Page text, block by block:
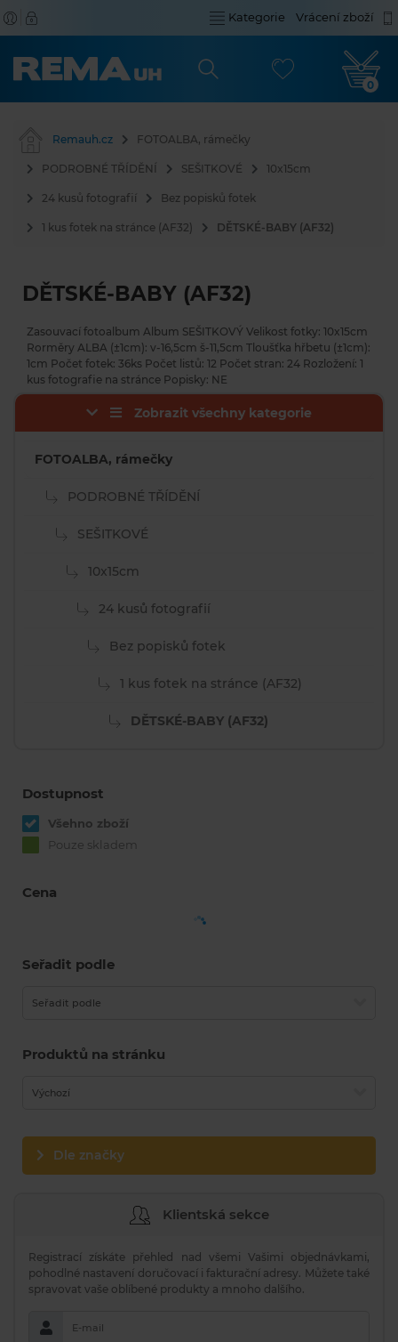
Kategorie Vrácení zboží
0
Remauh.cz FOTOALBA, rámečky
PODROBNÉ TŘÍDĚNÍ SEŠITKOVÉ 10x15cm
24 kusů fotografií Bez popisků fotek
1 kus fotek na stránce (AF32) DĚTSKÉ-BABY (AF32)
DĚTSKÉ-BABY (AF32)
Zasouvací fotoalbum Album SEŠITKOVÝ Velikost fotky: 10x15cm
Rorměry ALBA (±1cm): v-16,5cm š-11,5cm Tloušťka hřbetu (±1cm):
1cm Počet fotek: 36ks Počet listů: 12 Počet stran: 24 Rozložení: 1
kus fotografie na stránce Popisky: NE
Zobrazit všechny kategorie
FOTOALBA, rámečky
PODROBNÉ TŘÍDĚNÍ
SEŠITKOVÉ
10x15cm
24 kusů fotografií
Bez popisků fotek
1 kus fotek na stránce (AF32)
DĚTSKÉ-BABY (AF32)
Dostupnost
Všehno zboží
Pouze skladem
Cena
Seřadit podle
Seřadit podle
Produktů na stránku
Výchozí
Dle značky
Klientská sekce
Registrací získáte přehled nad všemi Vašimi objednávkami,
pohodlné nastavení doručovací i fakturační adresy. Můžete také
spravovat vaše oblíbené produkty a mnoho dalšího.
E-mail